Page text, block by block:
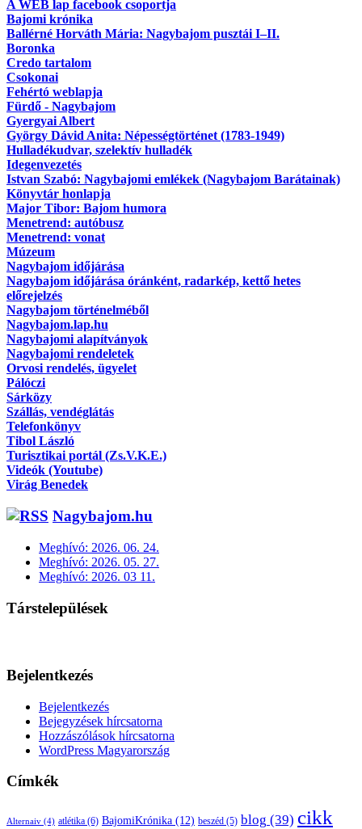
A WEB lap facebook csoportja
Bajomi krónika
Ballérné Horváth Mária: Nagybajom pusztái I–II.
Boronka
Credo tartalom
Csokonai
Fehértó weblapja
Fürdő - Nagybajom
Gyergyai Albert
György Dávid Anita: Népességtörténet (1783-1949)
Hulladékudvar, szelektív hulladék
Idegenvezetés
Istvan Szabó: Nagybajomi emlékek (Nagybajom Barátainak)
Könyvtár honlapja
Major Tibor: Bajom humora
Menetrend: autóbusz
Menetrend: vonat
Múzeum
Nagybajom időjárása
Nagybajom időjárása óránként, radarkép, kettő hetes
előrejelzés
Nagybajom történelméből
Nagybajom.lap.hu
Nagybajomi alapítványok
Nagybajomi rendeletek
Orvosi rendelés, ügyelet
Pálóczi
Sárközy
Szállás, vendéglátás
Telefonkönyv
Tibol László
Turisztikai portál (Zs.V.K.E.)
Videók (Youtube)
Virág Benedek
Nagybajom.hu
Meghívó: 2026. 06. 24.
Meghívó: 2026. 05. 27.
Meghívó: 2026. 03 11.
Társtelepülések
Bejelentkezés
Bejelentkezés
Bejegyzések hírcsatorna
Hozzászólások hírcsatorna
WordPress Magyarország
Címkék
Alternaiv (4) atlétika (6) BajomiKrónika (12) beszéd (5) blog (39) cikk